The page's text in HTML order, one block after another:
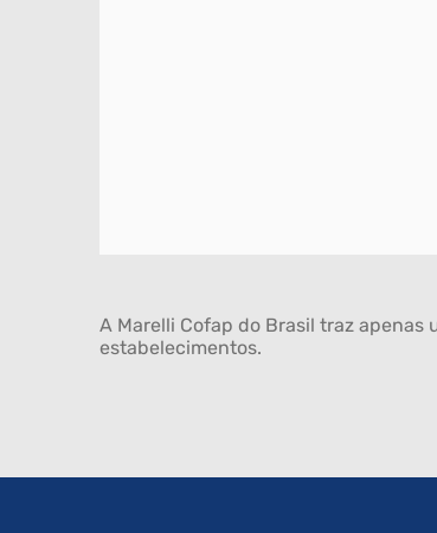
A Marelli Cofap do Brasil traz
estabelecimentos.